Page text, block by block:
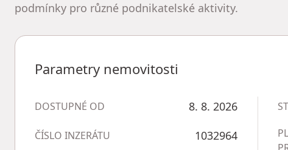
podmínky pro různé podnikatelské aktivity.
Parametry nemovitosti
DOSTUPNÉ OD 8. 8. 2026
ČÍSLO INZERÁTU 1032964